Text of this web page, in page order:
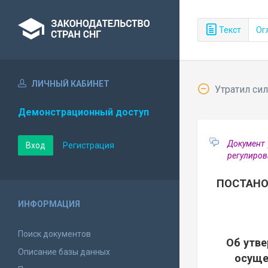
Текст
ЛИЧНЫЙ КАБИНЕТ
Демонстрационный доступ
Вход Регистрация
ИНФОРМАЦИЯ
Поиск документов
Описание базы данных
Утратил
Документ
Об